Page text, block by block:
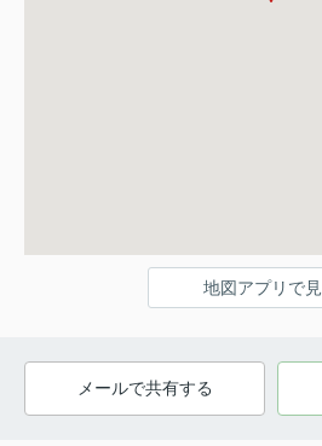
地図アプリで
メールで共有する